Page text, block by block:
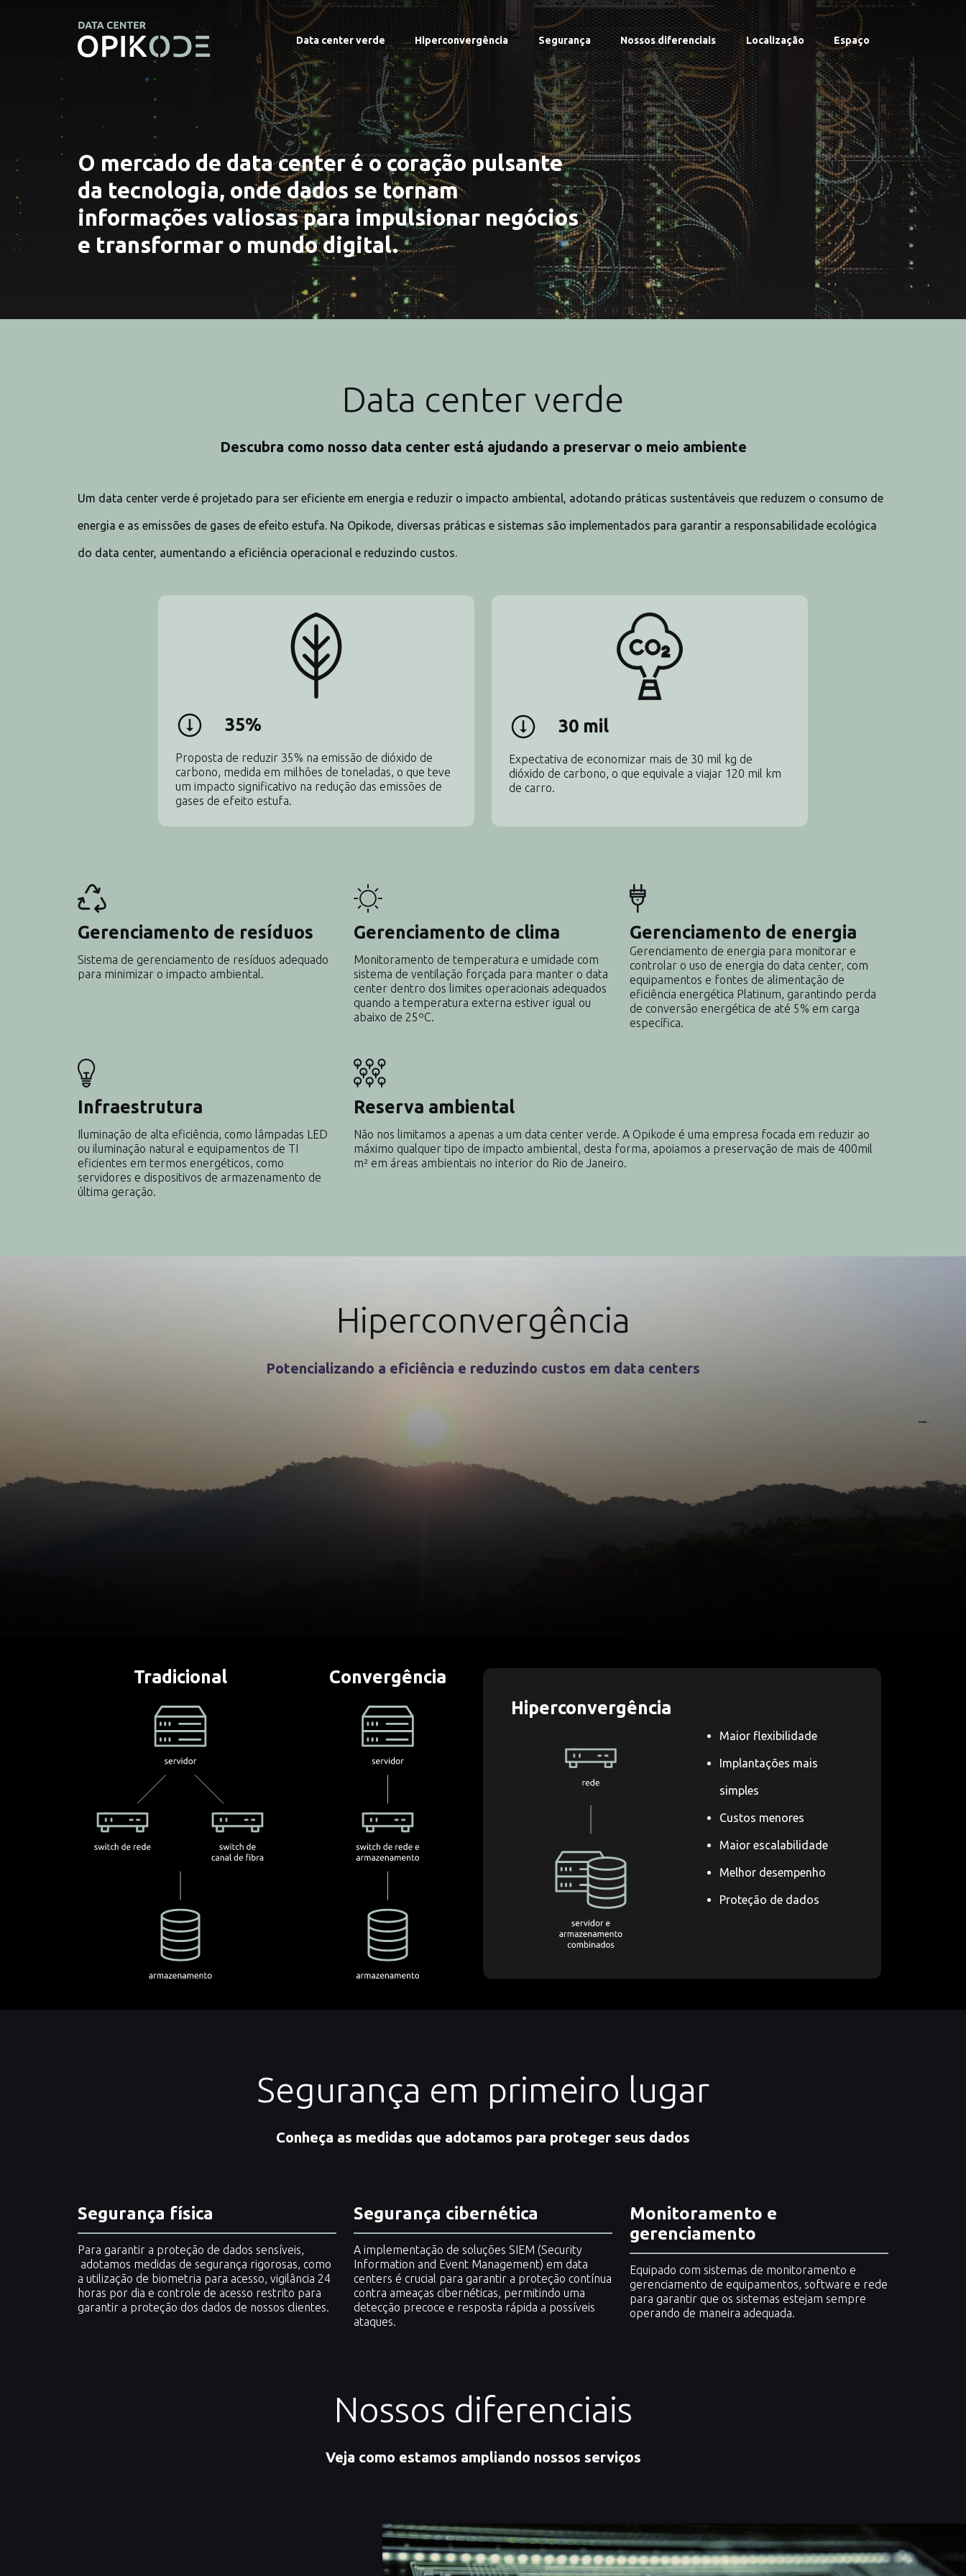
Data center verde Hiperconvergência Segurança Nossos diferenciais Localização Espaço
O mercado de data center é o coração pulsante
da tecnologia, onde dados se tornam
informações valiosas para impulsionar negócios
e transformar o mundo digital.
Data center verde
Descubra como nosso data center está ajudando a preservar o meio ambiente
Um data center verde é projetado para ser eficiente em energia e reduzir o impacto ambiental, adotando práticas sustentáveis que reduzem o consumo de
energia e as emissões de gases de efeito estufa. Na Opikode, diversas práticas e sistemas são implementados para garantir a responsabilidade ecológica
do data center, aumentando a eficiência operacional e reduzindo custos.
35%
Proposta de reduzir 35% na emissão de dióxido de
carbono, medida em milhões de toneladas, o que teve
um impacto significativo na redução das emissões de
gases de efeito estufa.
30 mil
Expectativa de economizar mais de 30 mil kg de
dióxido de carbono, o que equivale a viajar 120 mil km
de carro.
Gerenciamento de resíduos
Sistema de gerenciamento de resíduos adequado
para minimizar o impacto ambiental.
Gerenciamento de clima
Monitoramento de temperatura e umidade com
sistema de ventilação forçada para manter o data
center dentro dos limites operacionais adequados
quando a temperatura externa estiver igual ou
abaixo de 25ºC.
Gerenciamento de energia
Gerenciamento de energia para monitorar e
controlar o uso de energia do data center, com
equipamentos e fontes de alimentação de
eficiência energética Platinum, garantindo perda
de conversão energética de até 5% em carga
específica.
Infraestrutura
Iluminação de alta eficiência, como lâmpadas LED
ou iluminação natural e equipamentos de TI
eficientes em termos energéticos, como
servidores e dispositivos de armazenamento de
última geração.
Reserva ambiental
Não nos limitamos a apenas a um data center verde. A Opikode é uma empresa focada em reduzir ao
máximo qualquer tipo de impacto ambiental, desta forma, apoiamos a preservação de mais de 400mil
m² em áreas ambientais no interior do Rio de Janeiro.
Hiperconvergência
Potencializando a eficiência e reduzindo custos em data centers
Tradicional
Convergência
Hiperconvergência
Maior flexibilidade
Implantações mais
simples
Custos menores
Maior escalabilidade
Melhor desempenho
Proteção de dados
Segurança em primeiro lugar
Conheça as medidas que adotamos para proteger seus dados
Segurança física
Para garantir a proteção de dados sensíveis,
adotamos medidas de segurança rigorosas, como
a utilização de biometria para acesso, vigilância 24
horas por dia e controle de acesso restrito para
garantir a proteção dos dados de nossos clientes.
Segurança cibernética
A implementação de soluções SIEM (Security
Information and Event Management) em data
centers é crucial para garantir a proteção contínua
contra ameaças cibernéticas, permitindo uma
detecção precoce e resposta rápida a possíveis
ataques.
Monitoramento e
gerenciamento
Equipado com sistemas de monitoramento e
gerenciamento de equipamentos, software e rede
para garantir que os sistemas estejam sempre
operando de maneira adequada.
Nossos diferenciais
Veja como estamos ampliando nossos serviços